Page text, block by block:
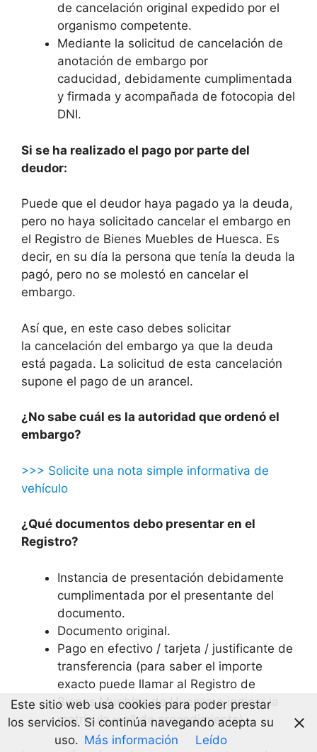
de cancelación original expedido por el
organismo competente.
Mediante la solicitud de cancelación de
anotación de embargo por
caducidad, debidamente cumplimentada
y firmada y acompañada de fotocopia del
DNI.
Si se ha realizado el pago por parte del
deudor:
Puede que el deudor haya pagado ya la deuda,
pero no haya solicitado cancelar el embargo en
el Registro de Bienes Muebles de Huesca. Es
decir, en su día la persona que tenía la deuda la
pagó, pero no se molestó en cancelar el
embargo.
Así que, en este caso debes solicitar
la cancelación del embargo ya que la deuda
está pagada. La solicitud de esta cancelación
supone el pago de un arancel.
¿No sabe cuál es la autoridad que ordenó el
embargo?
>>> Solicite una nota simple informativa de
vehículo
¿Qué documentos debo presentar en el
Registro?
Instancia de presentación debidamente
cumplimentada por el presentante del
documento.
Documento original.
Pago en efectivo / tarjeta / justificante de
transferencia (para saber el importe
exacto puede llamar al Registro de
Bienes Muebles de Huesca e indicar la
matrícula y nº de procedimiento).
Este sitio web usa cookies para poder prestar
los servicios. Si continúa navegando acepta su
uso. Más información Leído